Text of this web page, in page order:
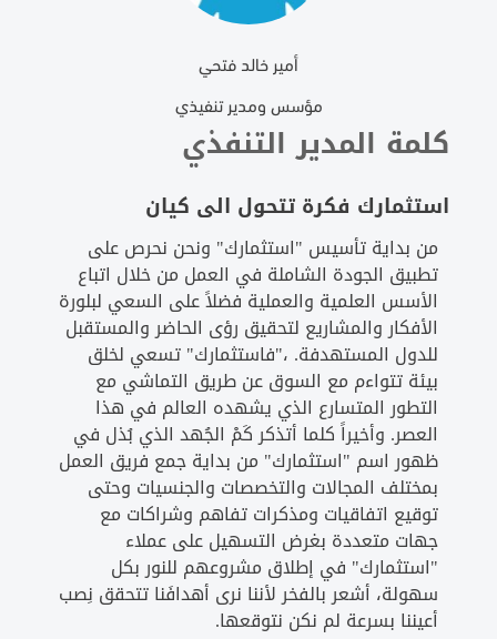
أمير خالد فتحي
مؤسس ومدير تنفيذي
كلمة المدير التنفذي
استثمارك فكرة تتحول الى كيان
من بداية تأسيس "استثمارك" ونحن نحرص على
تطبيق الجودة الشاملة في العمل من خلال اتباع
الأسس العلمية والعملية فضلاً على السعي لبلورة
الأفكار والمشاريع لتحقيق رؤى الحاضر والمستقبل
للدول المستهدفة. ،"فاستثمارك" تسعي لخلق
بيئة تتواءم مع السوق عن طريق التماشي مع
التطور المتسارع الذي يشهده العالم في هذا
العصر. وأخيراً كلما أتذكر كَمْ الجُهد الذي بُذل في
ظهور اسم "استثمارك" من بداية جمع فريق العمل
بمختلف المجالات والتخصصات والجنسيات وحتى
توقيع اتفاقيات ومذكرات تفاهم وشراكات مع
جهات متعددة بغرض التسهيل على عملاء
"استثمارك" في إطلاق مشروعهم للنور بكل
سهولة، أشعر بالفخر لأننا نرى أهدافَنا تتحقق نِصب
أعيننا بسرعة لم نكن نتوقعها.